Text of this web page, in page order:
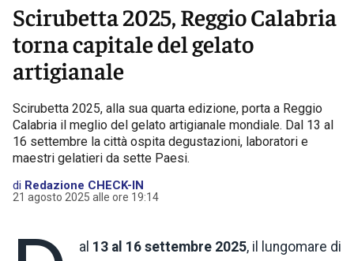
Scirubetta 2025, Reggio Calabria
torna capitale del gelato
artigianale
Scirubetta 2025, alla sua quarta edizione, porta a Reggio
Calabria il meglio del gelato artigianale mondiale. Dal 13 al
16 settembre la città ospita degustazioni, laboratori e
maestri gelatieri da sette Paesi.
di Redazione CHECK-IN
21 agosto 2025 alle ore 19:14
al 13 al 16 settembre 2025, il lungomare di